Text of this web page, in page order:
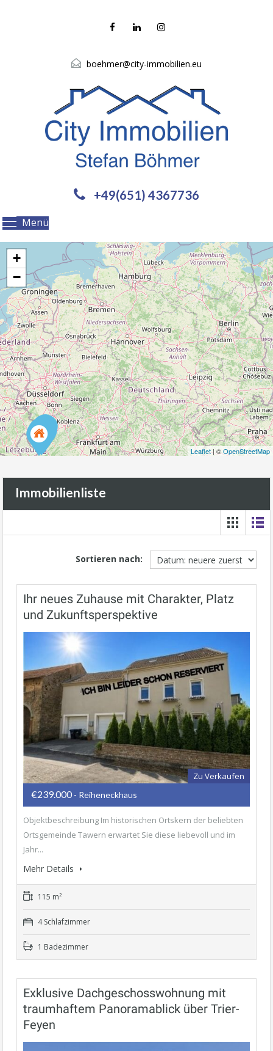
boehmer@city-immobilien.eu
Menü
+49(651) 4367736
+
−
Leaflet | ©OpenStreetMap
Immobilienliste
Sortieren nach:
Ihr neues Zuhause mit Charakter, Platz
und Zukunftsperspektive
Zu Verkaufen
€239.000 - Reiheneckhaus
Objektbeschreibung Im historischen Ortskern der beliebten
Ortsgemeinde Tawern erwartet Sie diese liebevoll und im
Jahr...
Mehr Details
115 m²
4 Schlafzimmer
1 Badezimmer
Exklusive Dachgeschosswohnung mit
traumhaftem Panoramablick über Trier-
Feyen